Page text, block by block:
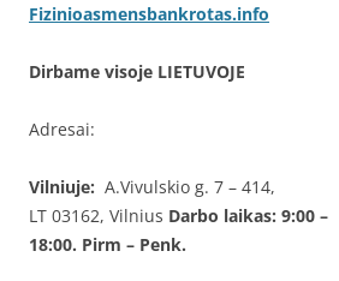
Fizinioasmensbankrotas.info
Dirbame visoje LIETUVOJE
Adresai:
Vilniuje: A.Vivulskio g. 7 – 414,
LT 03162, Vilnius Darbo laikas: 9:00 –
18:00. Pirm – Penk.